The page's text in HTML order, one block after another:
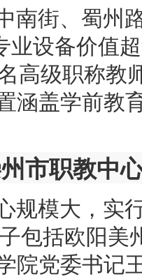
南街、蜀州
业设备价值
高级职称教
涵盖学前教
市职教中
规模大，实
包括欧阳
院党委书记